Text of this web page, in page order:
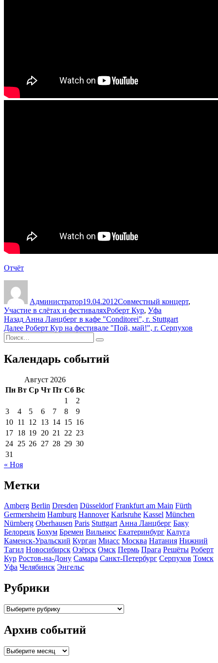
Отчёт
Администратор19.04.2012Совместный концерт,
Участие в слётах и фестиваляхМетки
Роберт Кур, Уфа
Навигация
по
записям
Назад Предыдущая
запись:
Анна Ланцберг в кафе "Conditorei", г. Stuttgart
Далее Следующая
Роберт Кур на фестивале "Пой, май!", г. Серпухов
Искать:
Поиск
Календарь событий
Август 2026
Пн Вт Ср Чт Пт Сб Вс
1
2
3
4 5 6 7 8
9
10 11 12 13 14 15 16
17 18 19 20 21 22 23
24 25 26 27 28 29 30
31
« Ноя
Метки
Amberg Berlin Dresden Düsseldorf Frankfurt am Main Fürth
Germersheim Hamburg Hannover Karlsruhe Kassel München
Nürnberg Oberhausen Paris Stuttgart Анна Ланцберг Баку
Белорецк Бохум Бремен Вильнюс Екатеринбург Калуга
Каменск-Уральский Курган Миасс Москва Натания Нижний
Тагил Новосибирск Озёрск Омск Пермь Прага Решёты Роберт
Кур Ростов-на-Дону Самара Санкт-Петербург Серпухов Томск
Уфа Челябинск Энгельс
Рубрики
Рубрики
Архив событий
Архив